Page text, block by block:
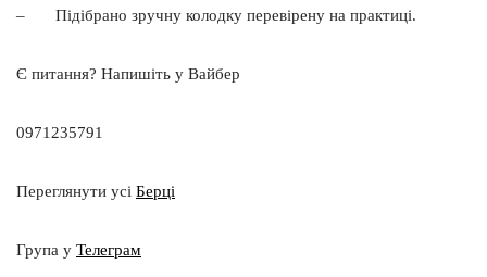
– Підібрано зручну колодку перевірену на практиці.
Є питання? Напишіть у Вайбер
0971235791
Переглянути усі Берці
Група у Телеграм